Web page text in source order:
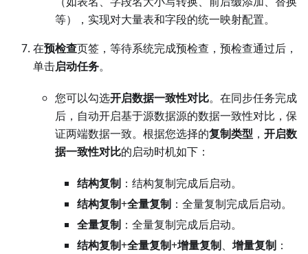
等），实现对大量表和字段的统一映射配置。
在预检查页签，等待系统完成预检查，预检查通过后，
单击启动任务。
您可以勾选开启数据一致性对比。在同步任务完成
后，自动开启基于源数据源的数据一致性对比，保
证两端数据一致。根据您选择的复制类型 ， 开启数
据一致性对比的启动时机如下：
结构复制 ：结构复制完成后启动。
结构复制+全量复制 ：全量复制完成后启动。
全量复制 ：全量复制完成后启动。
结构复制+全量复制+增量复制、 增量复制 ：